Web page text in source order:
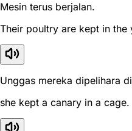
Mesin terus berjalan.
Their poultry are kept in the
Unggas mereka dipelihara
she kept a canary in a cage.